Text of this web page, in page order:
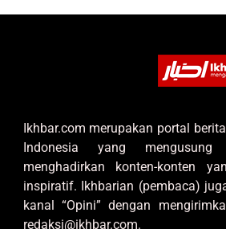
Ikhbar.com merupakan portal
Indonesia yang
menghadirkan konten-konten
inspiratif. Ikhbarian (pembaca)
kanal “Opini” dengan
redaksi@ikhbar.com.